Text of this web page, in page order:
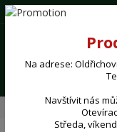
(+420) 724 062 293
Novinky
Na adrese:
Navštívit nás
Středa,